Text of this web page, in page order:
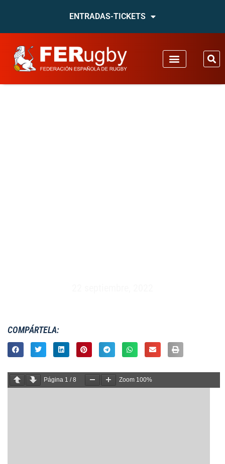
ENTRADAS-TICKETS
COMPÁRTELA:
Página 1 /8 Zoom 100%